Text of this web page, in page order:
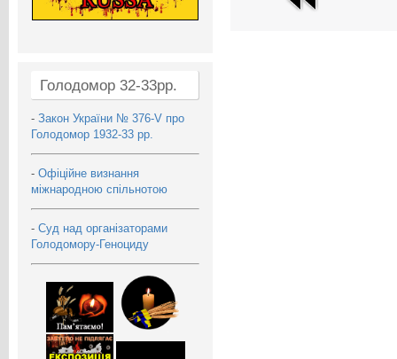
Голодомор 32-33рр.
- Закон України № 376-V про
Голодомор 1932-33 рр.
- Офіційне визнання
міжнародною спільнотою
- Суд над організаторами
Голодомору-Геноциду